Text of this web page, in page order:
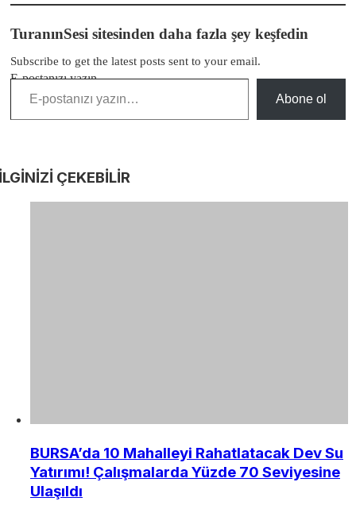
TuranınSesi sitesinden daha fazla şey keşfedin
Subscribe to get the latest posts sent to your email.
E-postanızı yazın…
Abone ol
ÇEKEBİLİR
BURSA’da 10 Mahalleyi Rahatlatacak Dev Su
Yatırımı! Çalışmalarda Yüzde 70 Seviyesine
Ulaşıldı